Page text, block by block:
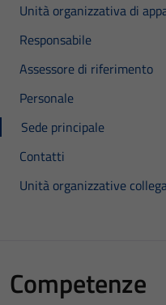
Unità organizzativa di
Responsabile
Assessore di riferimento
Personale
Sede principale
Contatti
Unità organizzative
Competenze